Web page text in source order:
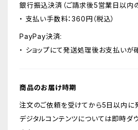
銀行振込決済（ご請求後5営業日以内の
・ 支払い手数料：360円（税込）
PayPay決済:
・ ショップにて発送処理後お支払いが
商品のお届け時期
注文のご依頼を受けてから5日以内に
デジタルコンテンツについては即時ダ